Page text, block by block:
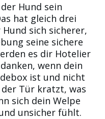
Hund sein
hat gleich drei
sich sicherer,
seine sichere
es dir Hotelier
wenn dein
ist und nicht
Tür kratzt, was
sich dein Welpe
unsicher fühlt.